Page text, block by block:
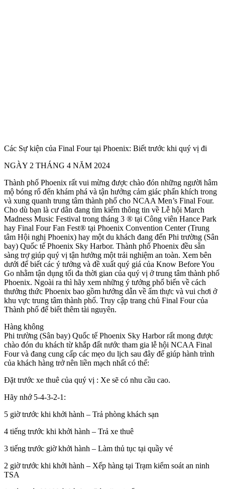
Các Sự kiện của Final Four tại Phoenix: Biết trước khi quý vị đi
NGÀY 2 THÁNG 4 NĂM 2024
​Thành phố Phoenix rất vui mừng được chào đón những người hâm
mộ bóng rổ đến khám phá và tận hưởng cảm giác phấn khích trong
và xung quanh trung tâm thành phố cho NCAA Men’s Final Four.
Cho dù bạn là cư dân đang tìm kiếm thông tin về Lễ hội March
Madness Music Festival trong tháng 3 ® tại Công viên Hance Park
hay Final Four Fan Fest® tại Phoenix Convention Center (Trung
tâm Hội nghị Phoenix) hay một du khách đang đến Phi trường (Sân
bay) Quốc tế Phoenix Sky Harbor. Thành phố Phoenix đều sẵn
sàng trợ giúp quý vị tận hưởng một trải nghiệm an toàn. Xem bên
dưới để biết các ý tưởng và đề xuất quý giá của Know Before You
Go nhằm tận dụng tối đa thời gian của quý vị ở trung tâm thành phố
Phoenix. Ngoài ra thì hãy xem những ý tưởng phổ biến về cách
thưởng thức Phoenix bao gồm hướng dẫn về ẩm thực và vui chơi ở
khu vực trung tâm thành phố. Truy cập trang chủ Final Four của
Thành phố để biết thêm tài nguyên.
Hàng không​
Phi trường (Sân bay) Quốc tế Phoenix Sky Harbor rất mong được
chào đón du khách từ khắp đất nước tham gia lễ hội NCAA Final
Four và đang cung cấp các mẹo du lịch sau đây để giúp hành trình
của khách hàng trở nên liền mạch nhất có thể:
Đặt trước xe thuê của quý vị : Xe sẽ có nhu cầu cao.
Hãy nhớ 5-4-3-2-1:
5 giờ trước khi khởi hành – Trả phòng khách sạn
4 tiếng trước khi khởi hành – Trả xe thuê
3 tiếng trước giờ khởi hành – Làm thủ tục tại quầy vé
2 giờ trước khi khởi hành – Xếp hàng tại Trạm kiểm soát an ninh
TSA